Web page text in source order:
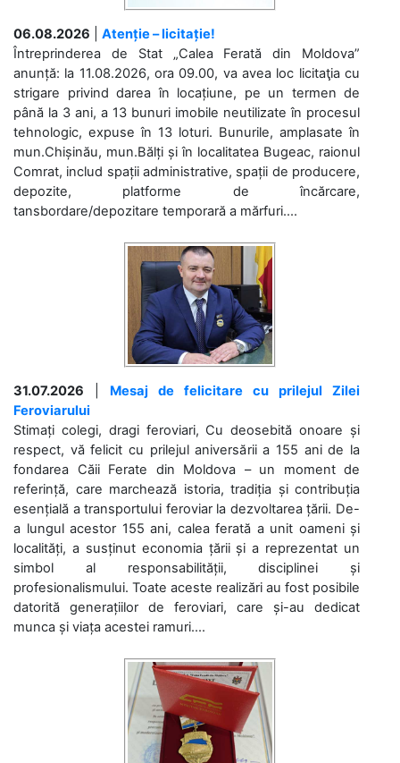
06.08.2026
Atenție – licitație!
Întreprinderea de Stat „Calea Ferată din Moldova”
anunță: la 11.08.2026, ora 09.00, va avea loc licitaţia cu
strigare privind darea în locațiune, pe un termen de
până la 3 ani, a 13 bunuri imobile neutilizate în procesul
tehnologic, expuse în 13 loturi. Bunurile, amplasate în
mun.Chișinău, mun.Bălți și în localitatea Bugeac, raionul
Comrat, includ spații administrative, spații de producere,
depozite, platforme de încărcare,
tansbordare/depozitare temporară a mărfuri....
31.07.2026
Mesaj de felicitare cu prilejul Zilei
Feroviarului
Stimați colegi, dragi feroviari, Cu deosebită onoare și
respect, vă felicit cu prilejul aniversării a 155 ani de la
fondarea Căii Ferate din Moldova – un moment de
referință, care marchează istoria, tradiția și contribuția
esențială a transportului feroviar la dezvoltarea țării. De-
a lungul acestor 155 ani, calea ferată a unit oameni și
localități, a susținut economia țării și a reprezentat un
simbol al responsabilității, disciplinei și
profesionalismului. Toate aceste realizări au fost posibile
datorită generațiilor de feroviari, care și-au dedicat
munca și viața acestei ramuri....